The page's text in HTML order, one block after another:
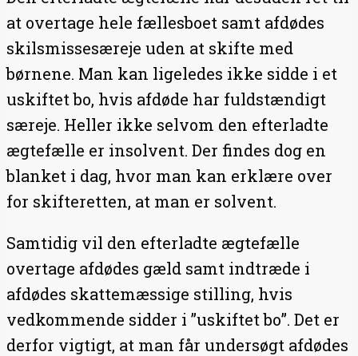
at overtage hele fællesboet samt afdødes
skilsmissesæreje uden at skifte med
børnene. Man kan ligeledes ikke sidde i et
uskiftet bo, hvis afdøde har fuldstændigt
særeje. Heller ikke selvom den efterladte
ægtefælle er insolvent. Der findes dog en
blanket i dag, hvor man kan erklære over
for skifteretten, at man er solvent.
Samtidig vil den efterladte ægtefælle
overtage afdødes gæld samt indtræde i
afdødes skattemæssige stilling, hvis
vedkommende sidder i ”uskiftet bo”. Det er
derfor vigtigt, at man får undersøgt afdødes